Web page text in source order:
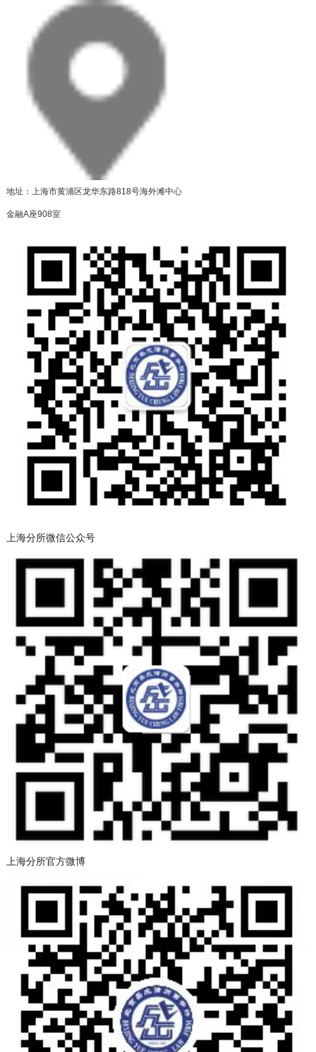
地址：上海市黄浦区龙华东路818号海外滩中心
金融A座908室
上海分所微信公众号
上海分所官方微博